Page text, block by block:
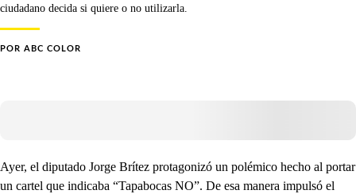
ciudadano decida si quiere o no utilizarla.
POR ABC COLOR
Ayer, el diputado Jorge Brítez protagonizó un polémico hecho al portar
un cartel que indicaba “Tapabocas NO”. De esa manera impulsó el